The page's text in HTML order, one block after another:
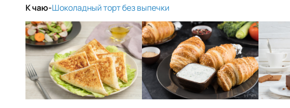
К чаю-Шоколадный торт без выпечки